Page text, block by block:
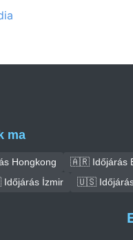
ma
Hongkong 🇦🇷 Időjárás
İzmir 🇺🇸 Időjárás